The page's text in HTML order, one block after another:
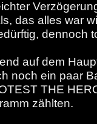
das alles war
dennoch
auf dem
noch ein paar
THE
zählten.